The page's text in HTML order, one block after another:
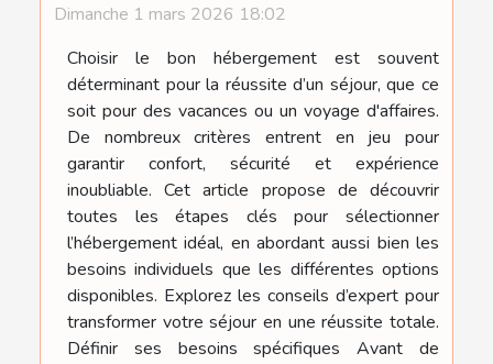
Dimanche 1 mars 2026 18:02
Choisir le bon hébergement est souvent
déterminant pour la réussite d’un séjour, que ce
soit pour des vacances ou un voyage d'affaires.
De nombreux critères entrent en jeu pour
garantir confort, sécurité et expérience
inoubliable. Cet article propose de découvrir
toutes les étapes clés pour sélectionner
l’hébergement idéal, en abordant aussi bien les
besoins individuels que les différentes options
disponibles. Explorez les conseils d’expert pour
transformer votre séjour en une réussite totale.
Définir ses besoins spécifiques Avant de